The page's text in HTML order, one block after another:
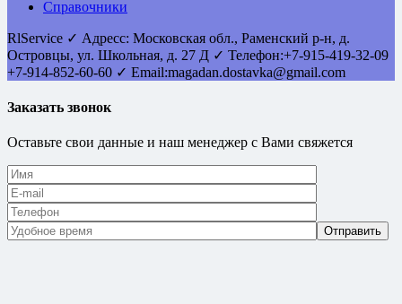
Справочники
RlService ✓ Адресс: Московская обл., Раменский р-н, д.
Островцы, ул. Школьная, д. 27 Д ✓ Телефон:+7-915-419-32-09
+7-914-852-60-60 ✓ Email:magadan.dostavka@gmail.com
Заказать звонок
Оставьте свои данные и наш менеджер с Вами свяжется